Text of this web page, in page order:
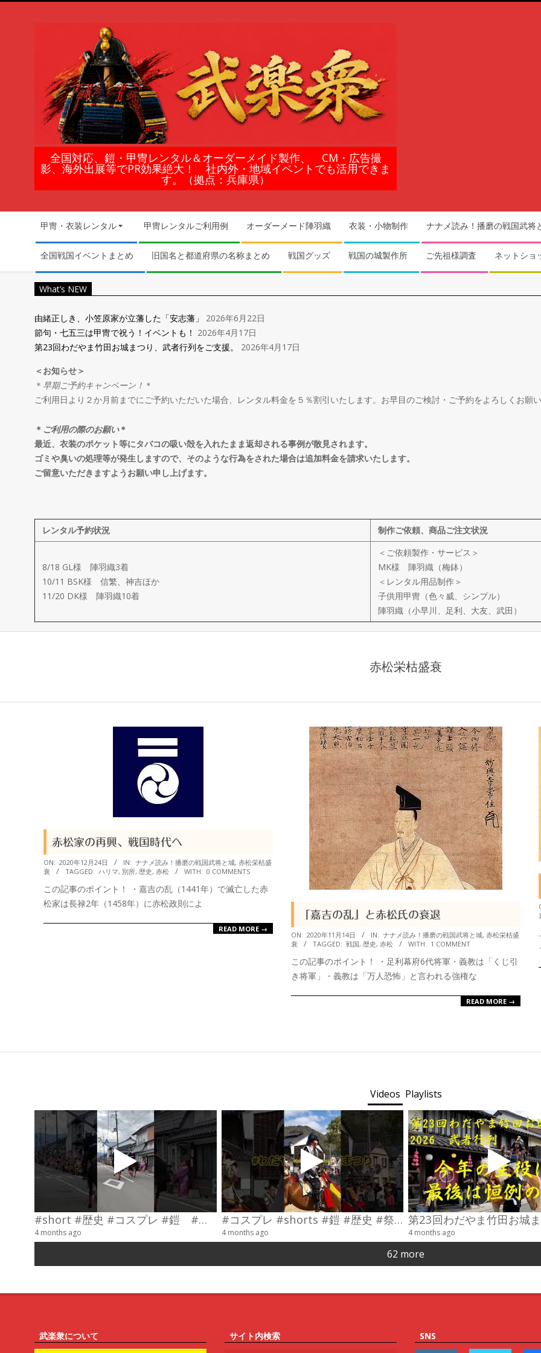
鎧
甲
冑
の
レ
ン
タ
ル
＆
オ
ー
ダ
ー
メ
イ
製
衆
全国対応、鎧・甲冑レンタル＆オーダーメイド製作、 CM・広告撮
影、海外出展等でPR効果絶大！ 社内外・地域イベントでも活用できま
す。（拠点：兵庫県）
Navigation
Menu
甲冑・衣装レンタル 甲冑レンタルご利用例 オーダーメード陣羽織 衣装・小物制作 ナナメ読み！播磨の戦国武将
全国戦国イベントまとめ 旧国名と都道府県の名称まとめ 戦国グッズ 戦国の城製作所 ご先祖様調査 ネットショ
What’s NEW
由緒正しき、小笠原家が立藩した「安志藩」
2026年6月22日
節句・七五三は甲冑で祝う！イベントも！ 2026年4月17日
第23回わだやま竹田お城まつり、武者行列をご支援。
2026年4月17日
＜お知らせ＞
＊ 早期ご予約キャンペーン！ ＊
ご利用日より２か月前までにご予約いただいた場合、レンタル料金を５％割引いたします。お早目のご検討・ご予約をよろしくお願い
＊ ご利用の際のお願い＊
最近、衣装のポケット等にタバコの吸い殻を入れたまま返却される事例が散見されます。
ゴミや臭いの処理等が発生しますので、そのような行為をされた場合は追加料金を請求いたします。
ご留意いただきますようお願い申し上げます。
レンタル予約状況 制作ご依頼、商品ご注文状況
8/18 GL様 陣羽織3着
10/11 BSK様 信繁、神吉ほか
11/20 DK様 陣羽織10着
＜ご依頼製作・サービス＞
MK様 陣羽織（梅鉢）
＜レンタル用品制作＞
子供用甲冑（色々威、シンプル）
陣羽織（小早川、足利、大友、武田）
赤松栄枯盛衰
赤松家の再興、戦国時代へ
2020-
12-
24
ON: 2020年12月24日 IN: ナナメ読み！播磨の戦国武将と城, 赤松栄枯盛
衰
TAGGED: ハリマ, 別所, 歴史, 赤松 WITH: 0 COMMENTS
この記事のポイント！ ・嘉吉の乱（1441年）で滅亡した赤
松家は長禄2年（1458年）に赤松政則によ
READ MORE →
「嘉吉の乱」と赤松氏の衰退
2020-
11-
14
ON: 2020年11月14日 IN: ナナメ読み！播磨の戦国武将と城, 赤松栄枯盛
衰
TAGGED: 戦国, 歴史, 赤松 WITH: 1 COMMENT
この記事のポイント！ ・足利幕府6代将軍・義教は「くじ引
き将軍」・義教は「万人恐怖」と言われる強権な
READ MORE →
Videos Playlists
#short #歴史 #コスプレ #鎧 #乗馬 #武士
4 months ago
#コスプレ #shorts #鎧 #歴史 #祭り
4 months ago 4 months ago
62 more
武楽衆について
サイト内検索
SNS